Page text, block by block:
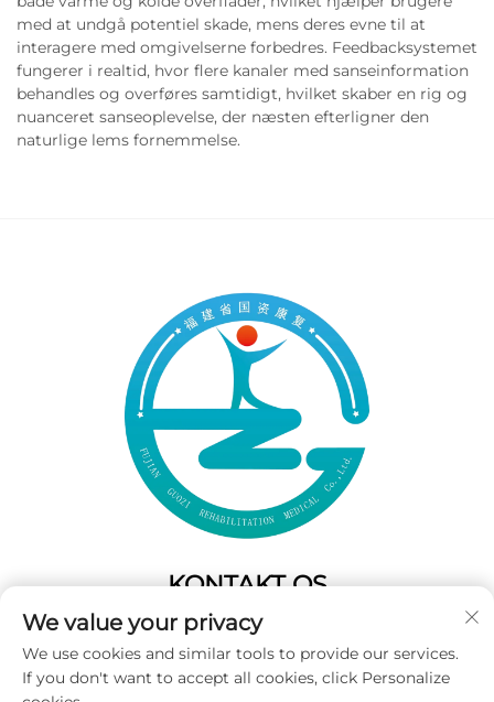
med at undgå potentiel skade, mens deres evne til at
interagere med omgivelserne forbedres. Feedbacksystemet
fungerer i realtid, hvor flere kanaler med sanseinformation
behandles og overføres samtidigt, hvilket skaber en rig og
nuanceret sanseoplevelse, der næsten efterligner den
naturlige lems fornemmelse.
KONTAKT OS
Add: 50 Gaofeng South Lane,West GateFuzhou,Fujian,Kina
Tel:+86-19859128239
E-mail:
We value your privacy
We use cookies and similar tools to provide our services.
If you don't want to accept all cookies, click Personalize